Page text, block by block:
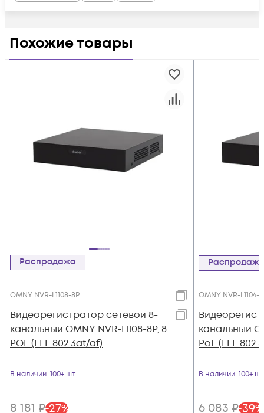
Похожие товары
Распродажа
OMNY NVR-L1108-8P
Видеорегистратор сетевой 8-
канальный OMNY NVR-L1108-8P, 8
POE (EEE 802.3at/af)
В наличии: 100+ шт
8 181 ₽-27%
Распродажа
OMNY NVR-L1104-
канальный
PoE (EEE
В наличии: 100+ шт
6 083 ₽-39%